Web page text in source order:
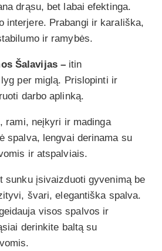
drąsu, bet labai efektinga.
interjere. Prabangi ir karališka,
ir ramybės.
Šalavijas – itin
per miglą. Prislopinti ir
darbo aplinką.
rami, neįkyri ir madinga
spalva, lengvai derinama su
ir atspalviais.
sunku įsivaizduoti gyvenimą be
švari, elegantiška spalva.
visos spalvos ir
derinkite baltą su